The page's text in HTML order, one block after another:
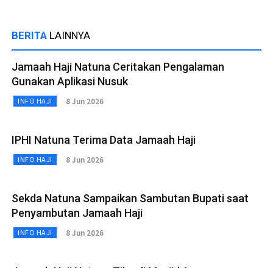
BERITA LAINNYA
Jamaah Haji Natuna Ceritakan Pengalaman
Gunakan Aplikasi Nusuk
INFO HAJI 8 Jun 2026
IPHI Natuna Terima Data Jamaah Haji
INFO HAJI 8 Jun 2026
Sekda Natuna Sampaikan Sambutan Bupati saat
Penyambutan Jamaah Haji
INFO HAJI 8 Jun 2026